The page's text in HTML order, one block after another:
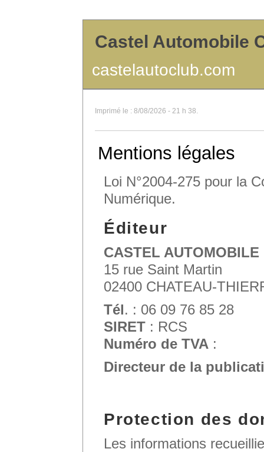
Castel Automobile
castelautoclub.com
Imprimé le : 8/08/2026 - 21 h 38.
Mentions légales
Loi N°2004-275 pour la
Numérique.
Éditeur
CASTEL AUTOMOBILE
15 rue Saint Martin
02400 CHATEAU-
Tél. : 06 09 76 85 28
SIRET : RCS
Numéro de TVA :
Directeur de la
Protection des
Les informations